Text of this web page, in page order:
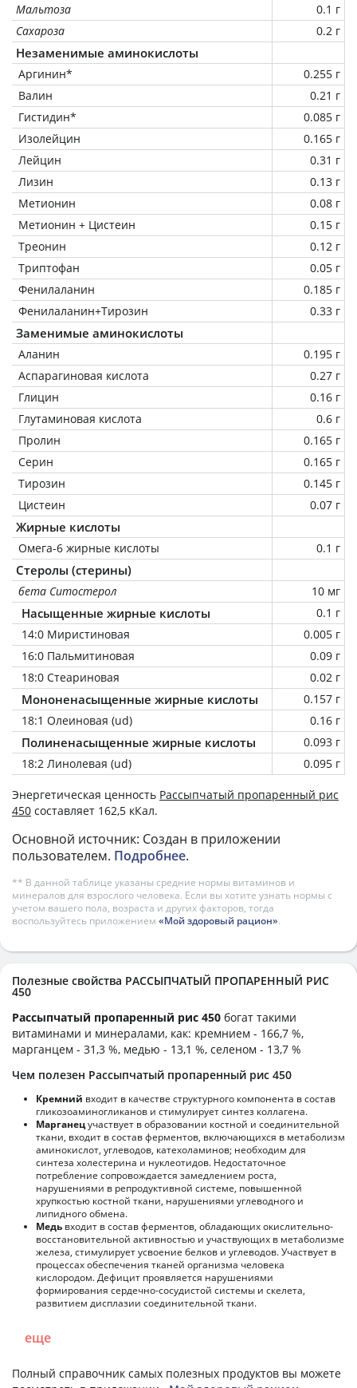
Мальтоза
0.1 г
Сахароза
0.2 г
Незаменимые аминокислоты
Аргинин*
0.255 г
Валин
0.21 г
Гистидин*
0.085 г
Изолейцин
0.165 г
Лейцин
0.31 г
Лизин
0.13 г
Метионин
0.08 г
Метионин + Цистеин
0.15 г
Треонин
0.12 г
Триптофан
0.05 г
Фенилаланин
0.185 г
Фенилаланин+Тирозин
0.33 г
Заменимые аминокислоты
Аланин
0.195 г
Аспарагиновая кислота
0.27 г
Глицин
0.16 г
Глутаминовая кислота
0.6 г
Пролин
0.165 г
Серин
0.165 г
Тирозин
0.145 г
Цистеин
0.07 г
Жирные кислоты
Омега-6 жирные кислоты 0.1 г
Стеролы (стерины)
бета Ситостерол 10 мг
Насыщенные жирные кислоты
0.1 г
14:0 Миристиновая
0.005 г
16:0 Пальмитиновая
0.09 г
18:0 Стеариновая
0.02 г
Мононенасыщенные жирные кислоты
0.157 г
18:1 Олеиновая (ud)
0.16 г
Полиненасыщенные жирные кислоты
0.093 г
18:2 Линолевая (ud)
0.095 г
Энергетическая ценность Рассыпчатый пропаренный рис
450 составляет 162,5 кКал.
Основной источник: Создан в приложении
пользователем. Подробнее.
** В данной таблице указаны средние нормы витаминов и
минералов для взрослого человека. Если вы хотите узнать нормы с
учетом вашего пола, возраста и других факторов, тогда
воспользуйтесь приложением «Мой здоровый рацион».
Полезные свойства РАССЫПЧАТЫЙ ПРОПАРЕННЫЙ РИС
450
Рассыпчатый пропаренный рис 450 богат такими
витаминами и минералами, как: кремнием - 166,7 %,
марганцем - 31,3 %, медью - 13,1 %, селеном - 13,7 %
Чем полезен Рассыпчатый пропаренный рис 450
Кремний входит в качестве структурного компонента в состав
гликозоаминогликанов и стимулирует синтез коллагена.
Марганецучаствует в образовании костной и соединительной
ткани, входит в состав ферментов, включающихся в метаболизм
аминокислот, углеводов, катехоламинов; необходим для
синтеза холестерина и нуклеотидов. Недостаточное
потребление сопровождается замедлением роста,
нарушениями в репродуктивной системе, повышенной
хрупкостью костной ткани, нарушениями углеводного и
липидного обмена.
Медь входит в состав ферментов, обладающих окислительно-
восстановительной активностью и участвующих в метаболизме
железа, стимулирует усвоение белков и углеводов. Участвует в
процессах обеспечения тканей организма человека
кислородом. Дефицит проявляется нарушениями
формирования сердечно-сосудистой системы и скелета,
развитием дисплазии соединительной ткани.
еще
Полный справочник самых полезных продуктов вы можете